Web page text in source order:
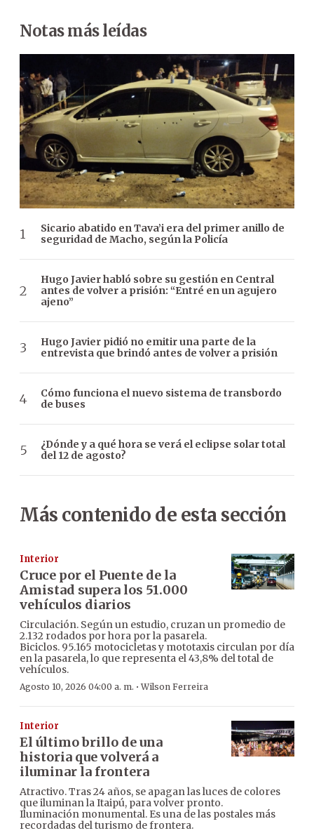
Notas más leídas
Sicario abatido en Tava’i era del primer anillo de
seguridad de Macho, según la Policía
Hugo Javier habló sobre su gestión en Central
antes de volver a prisión: “Entré en un agujero
ajeno”
Hugo Javier pidió no emitir una parte de la
entrevista que brindó antes de volver a prisión
Cómo funciona el nuevo sistema de transbordo
de buses
¿Dónde y a qué hora se verá el eclipse solar total
del 12 de agosto?
Más contenido de esta sección
Interior
Cruce por el Puente de la
Amistad supera los 51.000
vehículos diarios
Circulación. Según un estudio, cruzan un promedio de
2.132 rodados por hora por la pasarela.
Biciclos. 95.165 motocicletas y mototaxis circulan por día
en la pasarela, lo que representa el 43,8% del total de
vehículos.
Agosto 10, 2026 04:00 a. m. ·Wilson Ferreira
Interior
El último brillo de una
historia que volverá a
iluminar la frontera
Atractivo. Tras 24 años, se apagan las luces de colores
que iluminan la Itaipú, para volver pronto.
Iluminación monumental. Es una de las postales más
recordadas del turismo de frontera.